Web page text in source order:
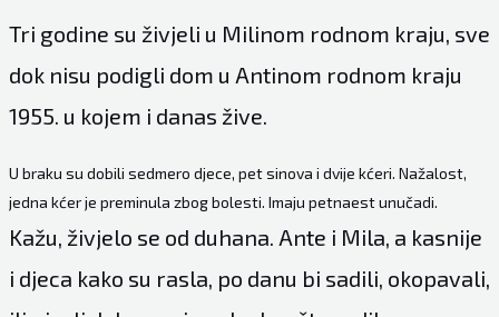
Tri godine su živjeli u Milinom rodnom kraju, sve
dok nisu podigli dom u Antinom rodnom kraju
1955. u kojem i danas žive.
U braku su dobili sedmero djece, pet sinova i dvije kćeri. Nažalost,
jedna kćer je preminula zbog bolesti. Imaju petnaest unučadi.
Kažu, živjelo se od duhana. Ante i Mila, a kasnije
i djeca kako su rasla, po danu bi sadili, okopavali,